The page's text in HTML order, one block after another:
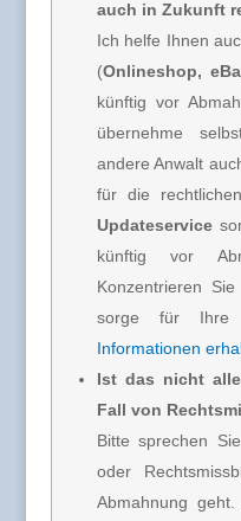
auch in Zukunft
Ich helfe Ihnen
(Onlineshop,
künftig vor
übernehme
andere Anwalt
für die
Updateservice
künftig vor
Konzentrieren
sorge für Ihre
Informationen
Ist das nicht
Fall von
Bitte sprechen
oder
Abmahnung